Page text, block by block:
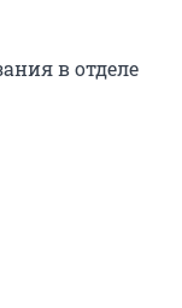
в отделе